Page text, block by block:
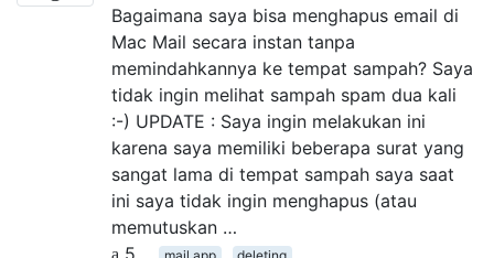
Bagaimana saya bisa menghapus email di
Mac Mail secara instan tanpa
memindahkannya ke tempat sampah? Saya
tidak ingin melihat sampah spam dua kali
:-) UPDATE : Saya ingin melakukan ini
karena saya memiliki beberapa surat yang
sangat lama di tempat sampah saya saat
ini saya tidak ingin menghapus (atau
memutuskan …
5